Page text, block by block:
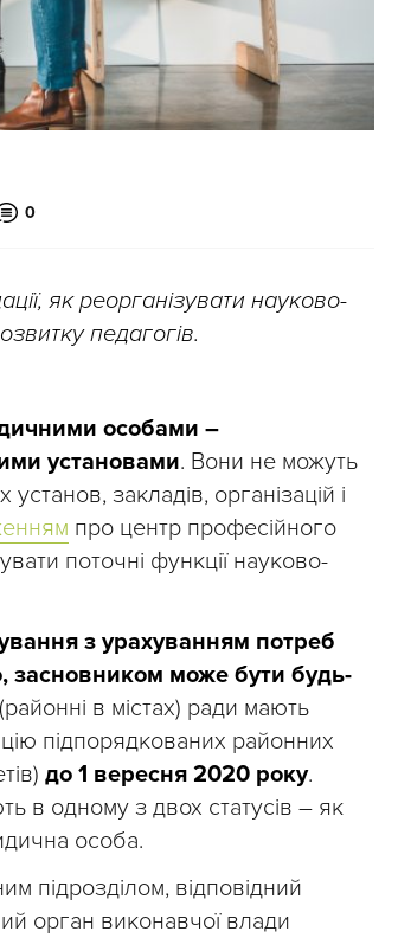
0
як реорганізувати науково-
педагогів.
особами –
установами. Вони не можуть
закладів, організацій і
про центр професійного
поточні функції науково-
з урахуванням потреб
засновником може бути будь-
в містах) ради мають
підпорядкованих районних
до 1 вересня 2020 року.
в одному з двох статусів – як
особа.
підрозділом, відповідний
орган виконавчої влади